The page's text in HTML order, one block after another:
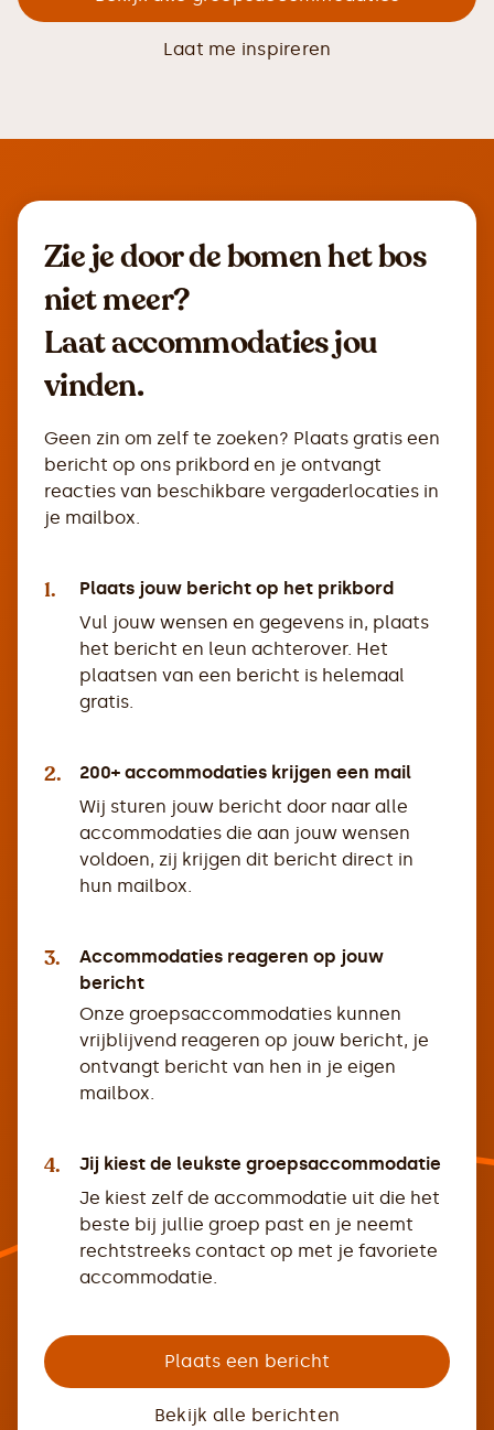
Laat me inspireren
Zie je door de bomen het bos
niet meer?
Laat accommodaties jou
vinden.
Geen zin om zelf te zoeken? Plaats gratis een
bericht op ons prikbord en je ontvangt
reacties van beschikbare vergaderlocaties in
je mailbox.
1.
Plaats jouw bericht op het prikbord
Vul jouw wensen en gegevens in, plaats
het bericht en leun achterover. Het
plaatsen van een bericht is helemaal
gratis.
2.
200+ accommodaties krijgen een mail
Wij sturen jouw bericht door naar alle
accommodaties die aan jouw wensen
voldoen, zij krijgen dit bericht direct in
hun mailbox.
3.
Accommodaties reageren op jouw
bericht
Onze groepsaccommodaties kunnen
vrijblijvend reageren op jouw bericht, je
ontvangt bericht van hen in je eigen
mailbox.
4.
Jij kiest de leukste groepsaccommodatie
Je kiest zelf de accommodatie uit die het
beste bij jullie groep past en je neemt
rechtstreeks contact op met je favoriete
accommodatie.
Plaats een bericht
Bekijk alle berichten